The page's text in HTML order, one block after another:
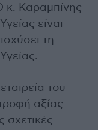
κ. Καραμπίνης
είναι
τη
του
αξίας
σχετικές